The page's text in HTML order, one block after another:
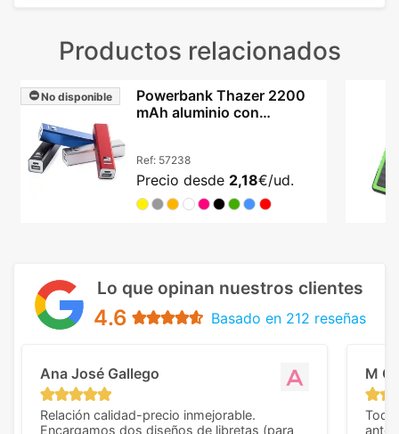
Productos relacionados
No disponible
Powerbank Thazer 2200
mAh aluminio con
Ref: 57238
Precio desde 2,18€/ud.
Lo que opinan nuestros clientes
4.6 Basado en 212 reseñas
Ana José Gallego
Relación calidad-precio inmejorable.
Encargamos dos diseños de libretas (para
M C
Todo